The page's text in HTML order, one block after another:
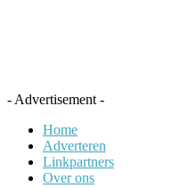
- Advertisement -
Home
Adverteren
Linkpartners
Over ons